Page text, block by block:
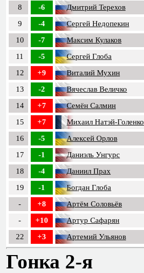
8
-6 Дмитрий Терехов
9
-4 Сергей Недопекин
10
-7 Максим Кулаков
11
-5 Сергей Глоба
12
+9 Виталий Мухин
13
-2 Вячеслав Величко
14
+7 Семён Салмин
15
+7 Михаил Натэй-Голенко
16
-5 Алексей Орлов
17
-1 Даниэль Унгурс
18
-4 Даниил Прах
19
-1 Богдан Глоба
-
+8 Артём Соловьёв
-
+10 Артур Сафарян
22
+3 Артемий Ульянов
Гонка 2-я